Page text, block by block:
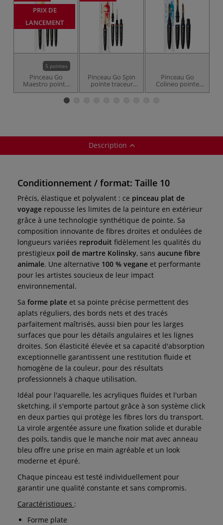
PRIX DE
LANCEMENT
5 pointes
Pinceau Go
Maestro pointe
ronde série 8510
Pinceau Go Spin
pointe traceur
"trainard" série
Pinceau Go
Colineo pointe
plate série 8822
Description
Conditionnement / format: Taille 10
Précis, élastique et polyvalent : ce pinceau plat de
voyage repousse les limites de la peinture en extérieur
grâce à une technologie synthétique de pointe. Sa
composition innovante de fibres droites et ondulées de
longueurs variées reproduit fidèlement les qualités du
prestigieux poil de martre Kolinsky, sans aucune fibre
animale. Une alternative 100 % vegane et performante
pour les artistes soucieux de leur impact
environnemental.
Sa forme plate et sa pointe précise permettent des
aplats réguliers, des bords nets et des tracés
parfaitement maîtrisés, aussi bien pour les larges
surfaces que pour les détails angulaires et les lignes
droites. Son élasticité élevée et sa capacité d'absorption
exceptionnelle garantissent une restitution fluide et
homogène de la couleur, pour des résultats
professionnels à chaque utilisation.
Idéal pour l'aquarelle, les acryliques fluides et l'urban
sketching, il s'emporte partout grâce à son système click
en deux parties qui protège les fibres lors du transport.
La virole argentée assure une fixation solide et durable
des poils, tandis que le manche noir mat avec anneau
bleu offre une prise en main agréable et un look
moderne et épuré.
Chaque pinceau est testé individuellement pour
garantir une qualité constante et sans compromis.
Caractéristiques :
Forme plate